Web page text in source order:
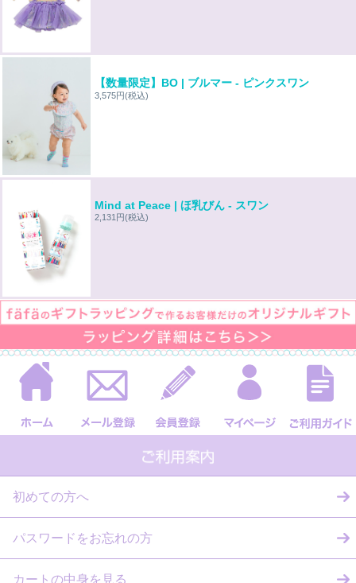
【数量限定】BO | ブルマー - ピンクスワン
3,575円(税込)
Mind at Peace | ほ乳びん - スワン
2,131円(税込)
初めての方へ
パスワードをお忘れの方
カートの中身を見る